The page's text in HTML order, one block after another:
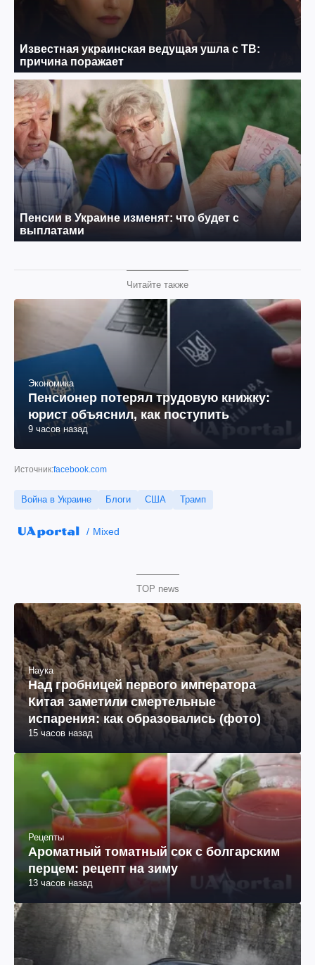
Читайте также
Экономика
Пенсионер потерял трудовую книжку:
юрист объяснил, как поступить
9 часов назад
Источник:facebook.com
Война в Украине Блоги США Трамп
Mixed
TOP news
Наука
Над гробницей первого императора
Китая заметили смертельные
испарения: как образовались (фото)
15 часов назад
Рецепты
Ароматный томатный сок с болгарским
перцем: рецепт на зиму
13 часов назад